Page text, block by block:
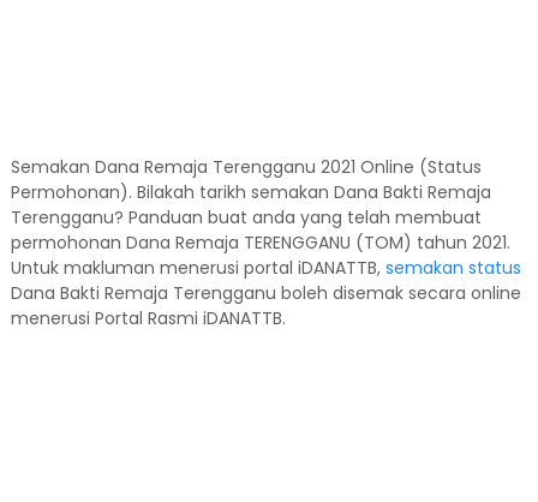
Semakan Dana Remaja Terengganu 2021 Online (Status
Permohonan). Bilakah tarikh semakan Dana Bakti Remaja
Terengganu? Panduan buat anda yang telah membuat
permohonan Dana Remaja TERENGGANU (TOM) tahun 2021.
Untuk makluman menerusi portal iDANATTB, semakan status
Dana Bakti Remaja Terengganu boleh disemak secara online
menerusi Portal Rasmi iDANATTB.